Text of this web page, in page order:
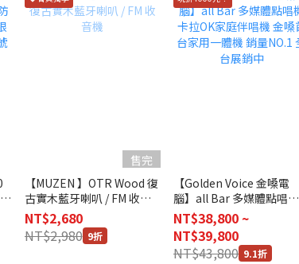
售完
【MUZEN 】OTR Wood 復
古實木藍牙喇叭 / FM 收音
機
NT$2,680
NT$2,980 9折
【Golden Voice 金嗓電
腦】all Bar 多媒體點唱機
卡拉OK家庭伴唱機 金嗓首
台家用一體機 銷量NO.1 全
台展銷中
NT$38,800 ~
NT$39,800
NT$43,800 9.1折